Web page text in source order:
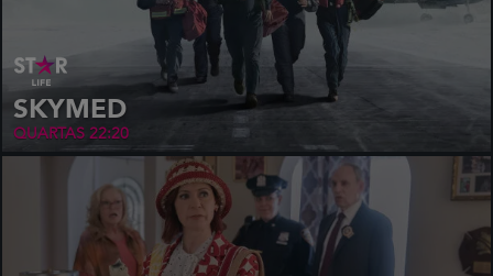
SKYMED
QUARTAS 22:20